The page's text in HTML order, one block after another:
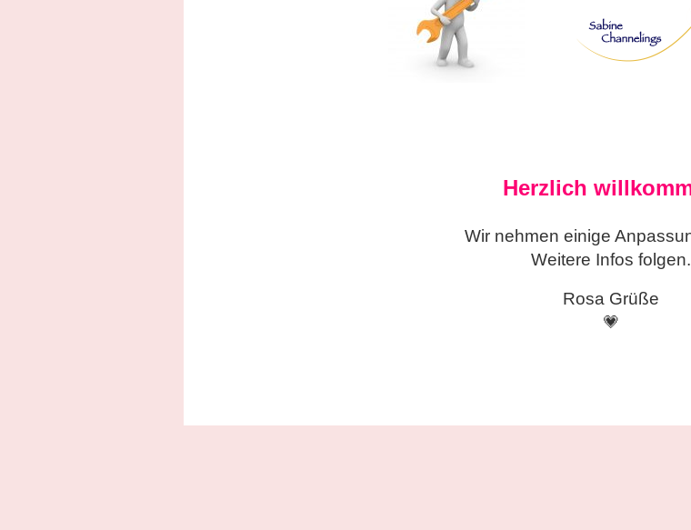
Herzlich
Wir nehmen einige
Weitere Infos folgen.
Rosa Grüße
💗